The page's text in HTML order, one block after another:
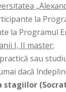
la
la Programul
I, II master;
sau
dacă